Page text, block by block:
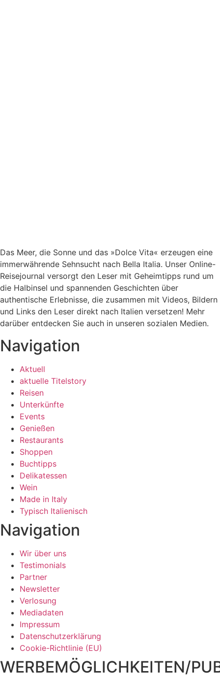
Das Meer, die Sonne und das »Dolce Vita« erzeugen eine
immerwährende Sehnsucht nach Bella Italia. Unser Online-
Reisejournal versorgt den Leser mit Geheimtipps rund um
die Halbinsel und spannenden Geschichten über
authentische Erlebnisse, die zusammen mit Videos, Bildern
und Links den Leser direkt nach Italien versetzen! Mehr
darüber entdecken Sie auch in unseren sozialen Medien.
Navigation
Aktuell
aktuelle Titelstory
Reisen
Unterkünfte
Events
Genießen
Restaurants
Shoppen
Buchtipps
Delikatessen
Wein
Made in Italy
Typisch Italienisch
Navigation
Wir über uns
Testimonials
Partner
Newsletter
Verlosung
Mediadaten
Impressum
Datenschutzerklärung
Cookie-Richtlinie (EU)
WERBEMÖGLICHKEITEN/